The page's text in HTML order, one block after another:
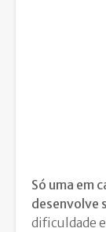
Só uma em
desenvolve
dificuldade